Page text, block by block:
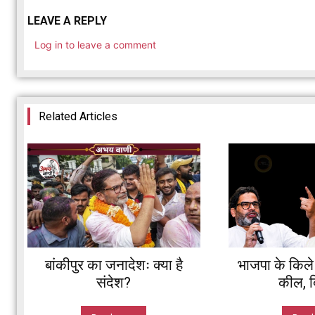
LEAVE A REPLY
Log in to leave a comment
Related Articles
बांकीपुर का जनादेशः क्या है
संदेश?
भाजपा के
कील,